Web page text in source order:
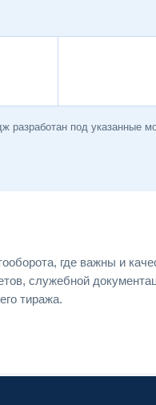
под указанные
где важны и
служебной
тиража.